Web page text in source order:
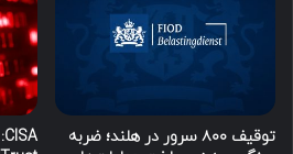
توقیف ۸۰۰ سرور در هلند؛ ضربه